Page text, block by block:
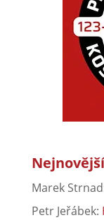
Marek Strnad
Petr Jeřábek: